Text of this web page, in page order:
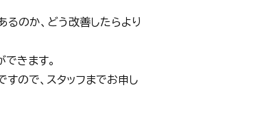
のか、どう改善したらより
きます。
ので、スタッフまでお申し